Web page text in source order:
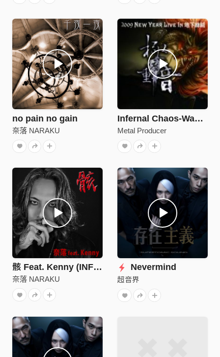
no pain no gain
奈落 NARAKU
Infernal Chaos-Wasted Time-試聽
Metal Producer
骸 Feat. Kenny (INFERNAL CHAOS)
奈落 NARAKU
Nevermind
超音界